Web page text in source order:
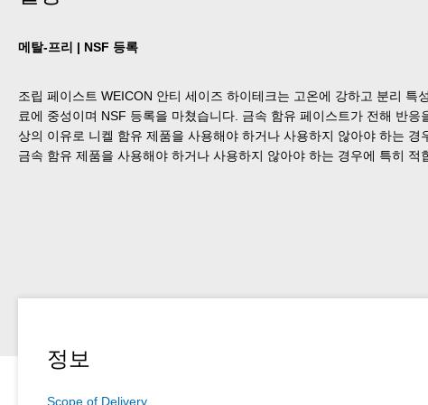
메탈-프리 | NSF 등록
조립 페이스트 WEICON 안티 세이즈 하이테크는 고온에 강하고 분리 특
료에 중성이며 NSF 등록을 마쳤습니다. 금속 함유 페이스트가 전해 반응
상의 이유로 니켈 함유 제품을 사용해야 하거나 사용하지 않아야 하는 경
금속 함유 제품을 사용해야 하거나 사용하지 않아야 하는 경우에 특히 적
정보
Scope of Delivery